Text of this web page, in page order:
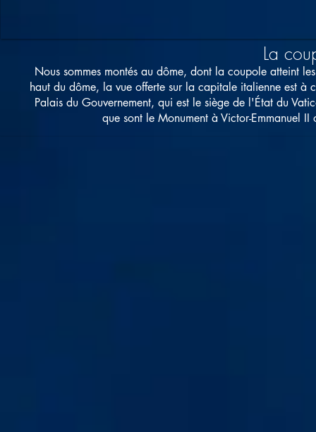
La
Nous sommes montés au dôme, dont la coupole atteint
haut du dôme, la vue offerte sur la capitale italienne est à
Palais du Gouvernement, qui est le siège de l'État du
que sont le Monument à Victor-Emmanuel